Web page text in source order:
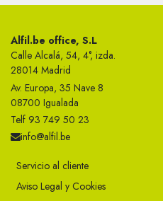
Alfil.be office, S.L
Calle Alcalá, 54, 4°, izda.
28014 Madrid
Av. Europa, 35 Nave 8
08700 Igualada
Telf 93 749 50 23
info@alfil.be
Servicio al cliente
Aviso Legal y Cookies